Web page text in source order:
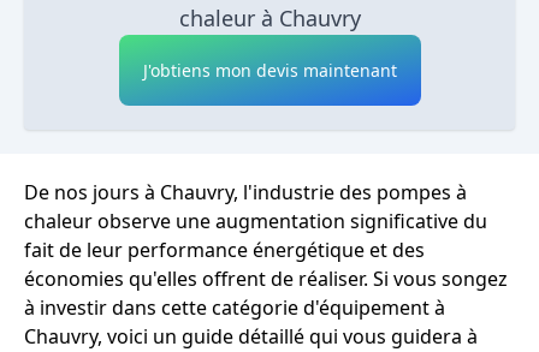
chaleur à Chauvry
J'obtiens mon devis maintenant
De nos jours à Chauvry, l'industrie des pompes à
chaleur observe une augmentation significative du
fait de leur performance énergétique et des
économies qu'elles offrent de réaliser. Si vous songez
à investir dans cette catégorie d'équipement à
Chauvry, voici un guide détaillé qui vous guidera à